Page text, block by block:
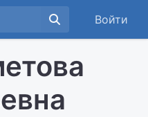
Войти